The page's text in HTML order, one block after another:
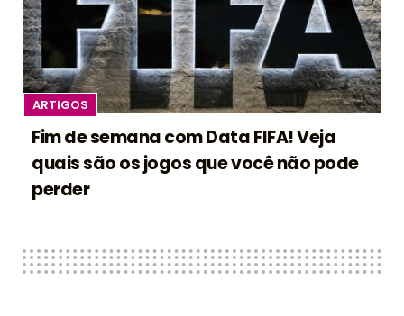
ARTIGOS
Fim de semana com Data FIFA! Veja
quais são os jogos que você não pode
perder